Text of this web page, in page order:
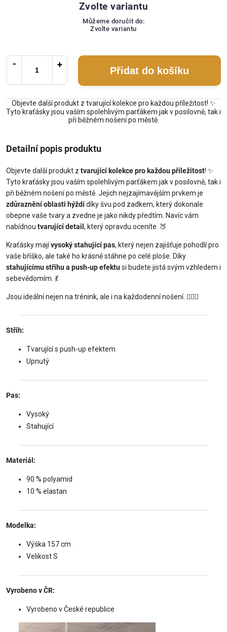
Zvolte variantu
Můžeme doručit do:
Zvolte variantu
Přidat do košíku
Objevte další produkt z tvarující kolekce pro každou příležitost! ✨
Tyto kraťásky jsou vaším spolehlivým parťákem jak v posilovně, tak i
při běžném nošení po městě.
Detailní popis produktu
Objevte další produkt z tvarující kolekce pro každou příležitost! ✨
Tyto kraťásky jsou vaším spolehlivým parťákem jak v posilovně, tak i
při běžném nošení po městě. Jejich nejzajímavějším prvkem je
zdůraznění oblasti hýždídíky švu pod zadkem, který dokonale
obepne vaše tvary a zvedne je jako nikdy předtím. Navíc vám
nabídnou tvarující detail , který opravdu oceníte. 🍑
Kraťásky majívysoký stahující pas, který nejen zajišťuje pohodlí pro
vaše bříško, ale také ho krásně stáhne po celé ploše. Díky
stahujícímu střihu a push-up efektusi budete jistá svým vzhledem i
sebevědomím. 💃
Jsou ideální nejen na trénink, ale i na každodenní nošení. 🏋️‍♀️🌆
Střih:
Tvarující s push-up efektem
Upnutý
Pas:
Vysoký
Stahující
Materiál:
90 % polyamid
10 % elastan
Modelka:
Výška 157 cm
Velikost S
Vyrobeno v ČR:
Vyrobeno v České republice